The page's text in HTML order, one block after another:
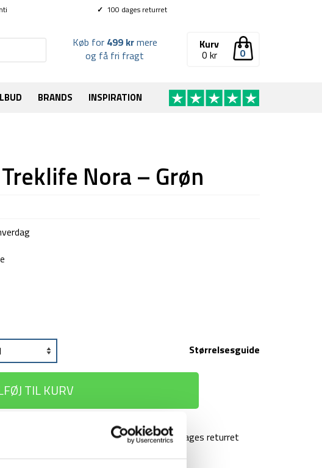
✓ 100 dages returret
0
Kurv
0 kr
Køb for 499 krmere
og få fri fragt
BRANDS INSPIRATION
Nora – Grøn
Størrelsesguide
TIL KURV
100 dages returret